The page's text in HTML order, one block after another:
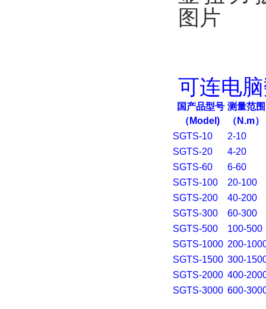
可连电
国产品型号
（Model)
测量范围
（N.m）
SGTS-10
2-10
SGTS-20
4-20
SGTS-60
6-60
SGTS-100
20-100
SGTS-200
40-200
SGTS-300
60-300
SGTS-500
100-500
SGTS-1000 200-
SGTS-1500 300-
SGTS-2000 400-
SGTS-3000 600-